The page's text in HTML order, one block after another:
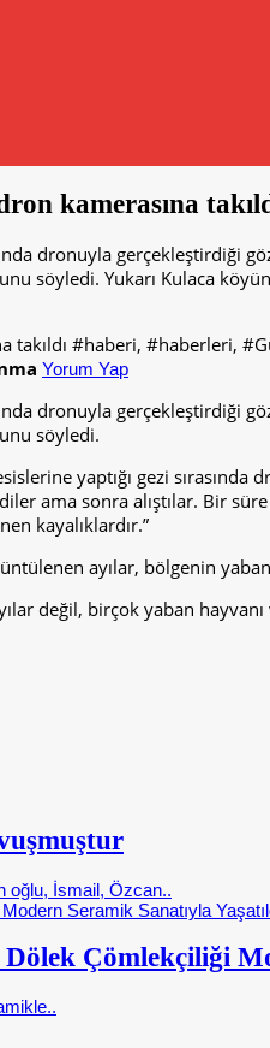
kamerasına
dronuyla gerçekleştirdiği
söyledi. Yukarı Kulaca
Yorum Yap
dronuyla gerçekleştirdiği
söyledi.
yaptığı gezi
ama sonra alıştılar. Bir
kayalıklardır.”
ayılar, bölgenin
değil, birçok yaban
oğlu, İsmail, Özcan..
Çömlekçiliği